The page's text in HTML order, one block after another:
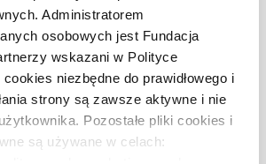
Administratorem
osobowych jest Fundacja
wskazani w Polityce
niezbędne do prawidłowego i
strony są zawsze aktywne i nie
Pozostałe pliki cookies i
są używane w celach:
Pismo